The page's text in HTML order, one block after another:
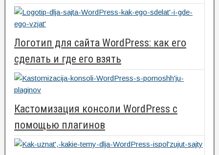
Логотип для сайта WordPress: как его
сделать и где его взять
Кастомизация консоли WordPress с
помощью плагинов